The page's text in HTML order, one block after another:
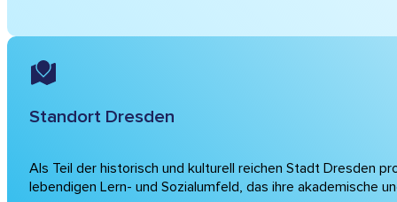
Standort Dresden
Als Teil der historisch und kulturell reichen Stadt Dresden
lebendigen Lern- und Sozialumfeld, das ihre akademische